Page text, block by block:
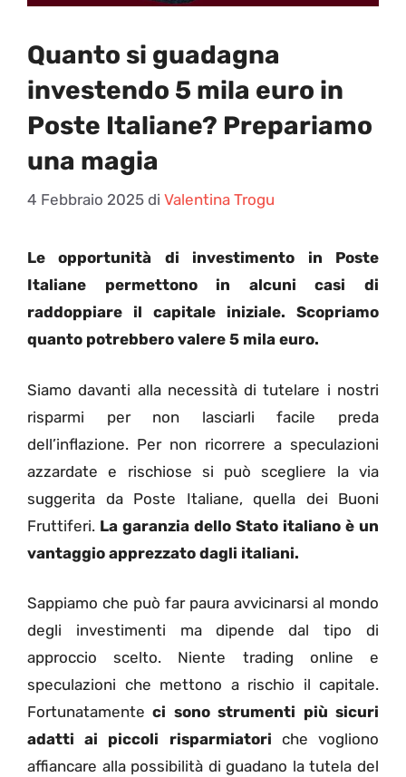
Quanto si guadagna
investendo 5 mila euro in
Poste Italiane? Prepariamo
una magia
4 Febbraio 2025 di Valentina Trogu
Le opportunità di investimento in Poste
Italiane permettono in alcuni casi di
raddoppiare il capitale iniziale. Scopriamo
quanto potrebbero valere 5 mila euro.
Siamo davanti alla necessità di tutelare i nostri
risparmi per non lasciarli facile preda
dell’inflazione. Per non ricorrere a speculazioni
azzardate e rischiose si può scegliere la via
suggerita da Poste Italiane, quella dei Buoni
Fruttiferi. La garanzia dello Stato italiano è un
vantaggio apprezzato dagli italiani.
Sappiamo che può far paura avvicinarsi al mondo
degli investimenti ma dipende dal tipo di
approccio scelto. Niente trading online e
speculazioni che mettono a rischio il capitale.
Fortunatamente ci sono strumenti più sicuri
adatti ai piccoli risparmiatori che vogliono
affiancare alla possibilità di guadano la tutela del